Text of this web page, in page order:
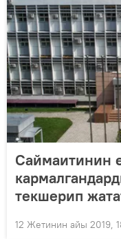
Саймаитинин
текшерип
12 Жетинин айы 2019,